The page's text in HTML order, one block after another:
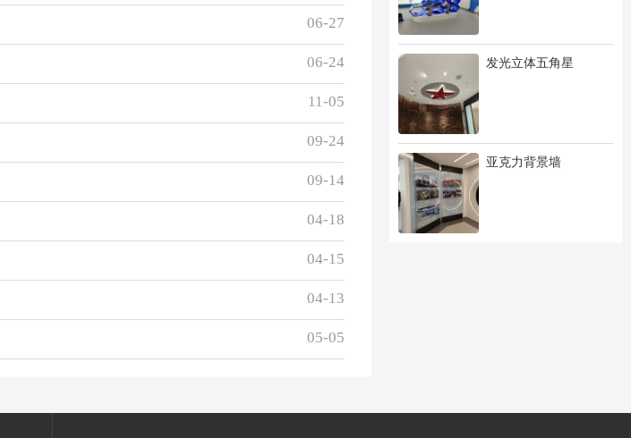
发光立体五角星
亚克力背景墙
06-27
06-24
11-05
09-24
09-14
04-18
04-15
04-13
05-05